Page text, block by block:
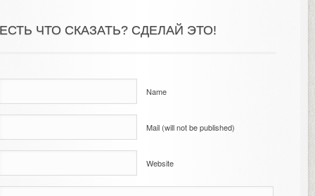
ЧТО СКАЗАТЬ? СДЕЛАЙ ЭТО!
Name
Mail (will not be published)
Website